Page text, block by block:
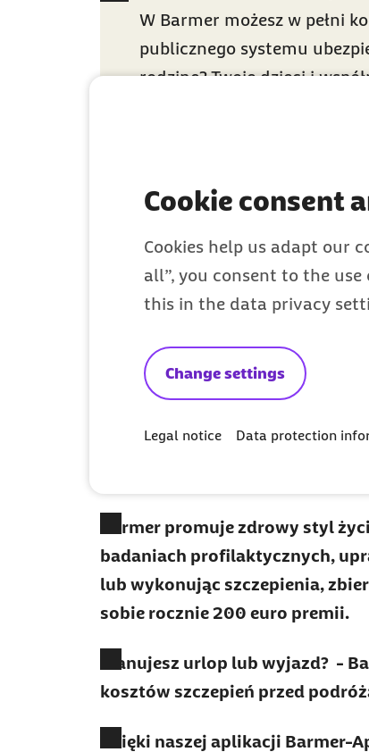
Cookie consent
Cookies help us adapt our
all”, you consent to the
this in the data privacy
Change settings
Legal notice Data protection
W Barmer możesz w pełni
publicznego systemu
rodzinę? Twoje dzieci i
Duża i wspierająca
najwyższej klasy ochronę
Przystąp do Barmer
Barmer promuje zdrowy styl
badaniach profilaktycznych,
lub wykonując szczepienia,
sobie rocznie 200 euro premii.
Planujesz urlop lub wyjazd? -
kosztów szczepień przed
Dzięki naszej aplikacji Barmer-